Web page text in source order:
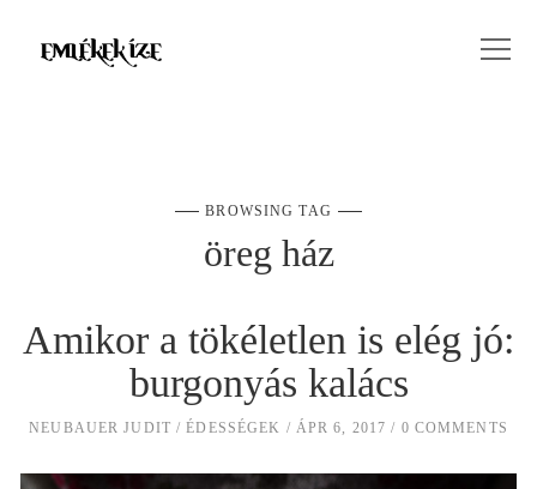
BROWSING TAG
öreg ház
Amikor a tökéletlen is elég jó:
burgonyás kalács
NEUBAUER JUDIT ÉDESSÉGEK ÁPR 6, 2017 0 COMMENTS